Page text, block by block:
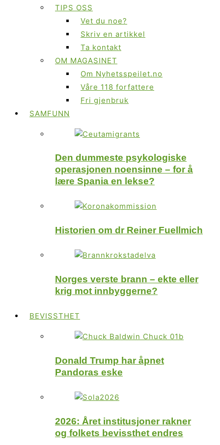
TIPS OSS
Vet du noe?
Skriv en artikkel
Ta kontakt
OM MAGASINET
Om Nyhetsspeilet.no
Våre 118 forfattere
Fri gjenbruk
SAMFUNN
Den dummeste psykologiske
operasjonen noensinne – for å
lære Spania en lekse?
Historien om dr Reiner Fuellmich
Norges verste brann – ekte eller
krig mot innbyggerne?
BEVISSTHET
Donald Trump har åpnet
Pandoras eske
2026: Året institusjoner rakner
og folkets bevissthet endres